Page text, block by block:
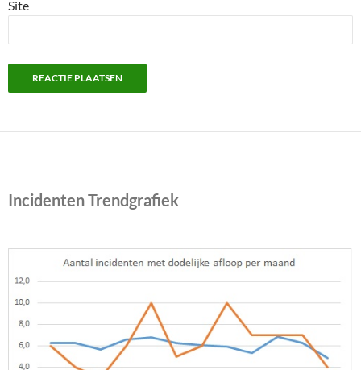
Site
Incidenten Trendgrafiek